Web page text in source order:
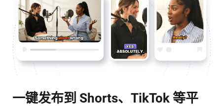
一键发布到 Shorts、TikTok 等平